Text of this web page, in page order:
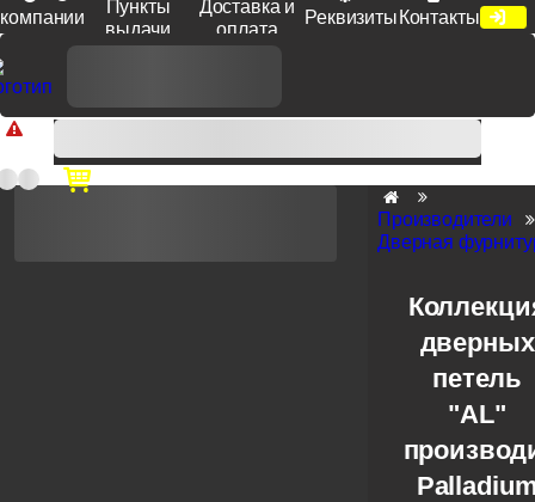
компании
Пункты
выдачи
Доставка и
оплата
Реквизиты Контакты
Доп. скидка от цен на сайте 7% при заказе от 50 тыс. руб
продукции Venezia, Fratelli, Tupai, Extreza, Melodia, Forme при
оплате по счету.
Производители
Дверная
дверных
петель
"AL"